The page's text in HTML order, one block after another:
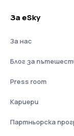
За eSky
За нас
Блог за
Press room
Кариери
Партньорска